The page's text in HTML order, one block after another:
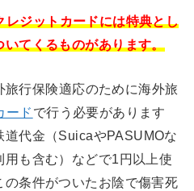
レジットカードには特典とし
てくるものがあります。
行保険適応のために海外旅
ード で行う必要があります
道代金（SuicaやPASUMOな
も含む）などで1円以上使
の条件がついたお陰で傷害死